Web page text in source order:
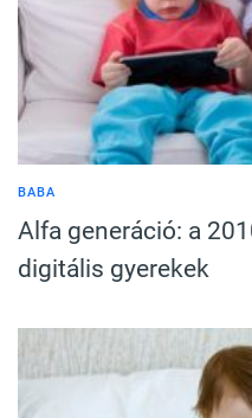
BABA
Alfa generáció: a
digitális gyerekek